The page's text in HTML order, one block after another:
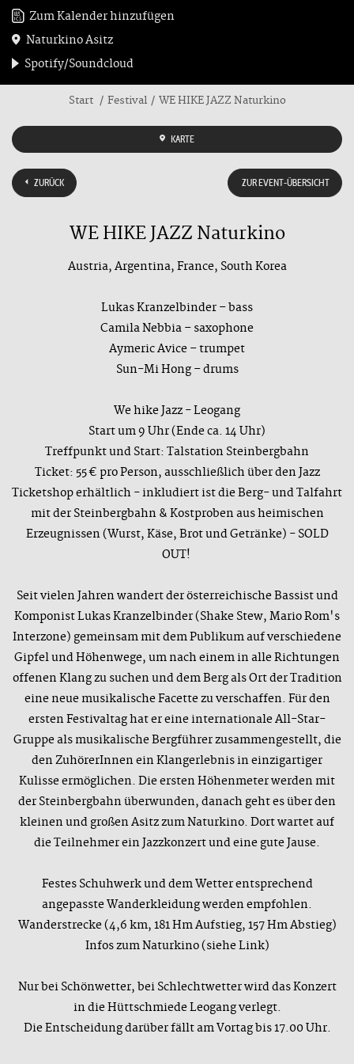
Zum Kalender hinzufügen
Naturkino Asitz
Spotify/Soundcloud
Start Festival WE HIKE JAZZ Naturkino
KARTE
ZURÜCK ZUR EVENT-ÜBERSICHT
WE HIKE JAZZ Naturkino
Austria, Argentina, France, South Korea
Lukas Kranzelbinder – bass
Camila Nebbia – saxophone
Aymeric Avice – trumpet
Sun-Mi Hong – drums
We hike Jazz - Leogang
Start um 9 Uhr (Ende ca. 14 Uhr)
Treffpunkt und Start: Talstation Steinbergbahn
Ticket: 55 € pro Person, ausschließlich über den Jazz
Ticketshop erhältlich - inkludiert ist die Berg- und Talfahrt
mit der Steinbergbahn & Kostproben aus heimischen
Erzeugnissen (Wurst, Käse, Brot und Getränke) - SOLD
OUT!
Seit vielen Jahren wandert der österreichische Bassist und
Komponist Lukas Kranzelbinder (Shake Stew, Mario Rom's
Interzone) gemeinsam mit dem Publikum auf verschiedene
Gipfel und Höhenwege, um nach einem in alle Richtungen
offenen Klang zu suchen und dem Berg als Ort der Tradition
eine neue musikalische Facette zu verschaffen. Für den
ersten Festivaltag hat er eine internationale All-Star-
Gruppe als musikalische Bergführer zusammengestellt, die
den ZuhörerInnen ein Klangerlebnis in einzigartiger
Kulisse ermöglichen. Die ersten Höhenmeter werden mit
der Steinbergbahn überwunden, danach geht es über den
kleinen und großen Asitz zum Naturkino. Dort wartet auf
die Teilnehmer ein Jazzkonzert und eine gute Jause.
Festes Schuhwerk und dem Wetter entsprechend
angepasste Wanderkleidung werden empfohlen.
Wanderstrecke (4,6 km, 181 Hm Aufstieg, 157 Hm Abstieg)
Infos zum Naturkino (siehe Link)
Nur bei Schönwetter, bei Schlechtwetter wird das Konzert
in die Hüttschmiede Leogang verlegt.
Die Entscheidung darüber fällt am Vortag bis 17.00 Uhr.